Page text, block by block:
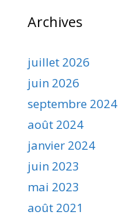
Archives
juillet 2026
juin 2026
septembre 2024
août 2024
janvier 2024
juin 2023
mai 2023
août 2021